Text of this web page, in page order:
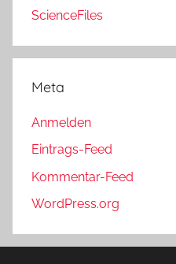
ScienceFiles
Meta
Anmelden
Eintrags-Feed
Kommentar-Feed
WordPress.org